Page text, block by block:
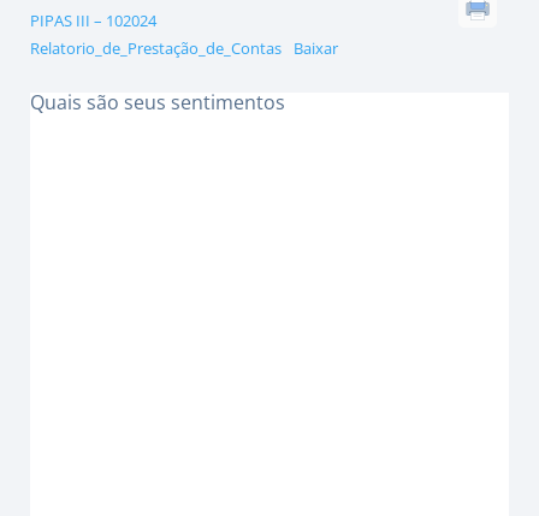
PIPAS III – 102024
Relatorio_de_Prestação_de_Contas
Baixar
Quais são seus sentimentos